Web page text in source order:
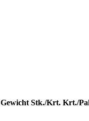
Gewicht Stk./Krt. Krt./